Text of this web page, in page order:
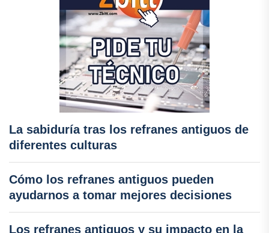
La sabiduría tras los refranes antiguos de
diferentes culturas
Cómo los refranes antiguos pueden
ayudarnos a tomar mejores decisiones
Los refranes antiguos y su impacto en la